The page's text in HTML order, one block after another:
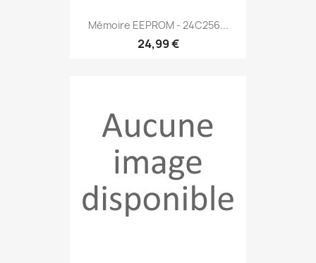
Mémoire EEPROM - 24C256...
24,99 €